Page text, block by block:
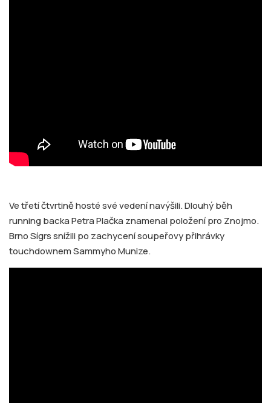
Ve třetí čtvrtině hosté své vedení navýšili. Dlouhý běh
running backa Petra Plačka znamenal položení pro Znojmo.
Brno Sígrs snížili po zachycení soupeřovy přihrávky
touchdownem Sammyho Munize.